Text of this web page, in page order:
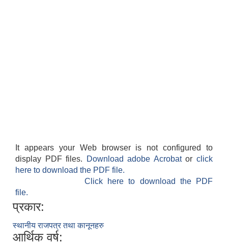
It appears your Web browser is not configured to
display PDF files.
Download adobe Acrobatorclick
here to download the PDF file.
Click here to download the PDF
file.
प्रकार:
स्थानीय राजपत्र तथा कानूनहरु
आर्थिक वर्ष: